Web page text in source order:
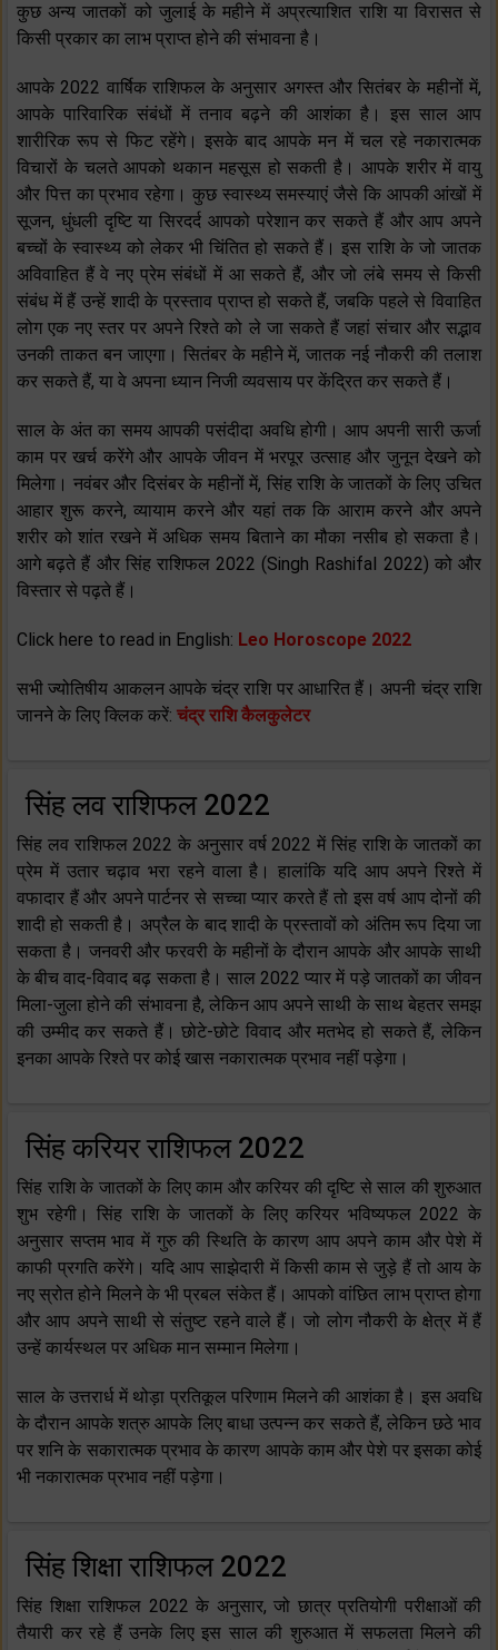
कुछ अन्य जातकों को जुलाई के महीने में अप्रत्याशित राशि या विरासत से
किसी प्रकार का लाभ प्राप्त होने की संभावना है।
आपके 2022 वार्षिक राशिफल के अनुसार अगस्त और सितंबर के महीनों में,
आपके पारिवारिक संबंधों में तनाव बढ़ने की आशंका है। इस साल आप
शारीरिक रूप से फिट रहेंगे। इसके बाद आपके मन में चल रहे नकारात्मक
विचारों के चलते आपको थकान महसूस हो सकती है। आपके शरीर में वायु
और पित्त का प्रभाव रहेगा। कुछ स्वास्थ्य समस्याएं जैसे कि आपकी आंखों में
सूजन, धुंधली दृष्टि या सिरदर्द आपको परेशान कर सकते हैं और आप अपने
बच्चों के स्वास्थ्य को लेकर भी चिंतित हो सकते हैं। इस राशि के जो जातक
अविवाहित हैं वे नए प्रेम संबंधों में आ सकते हैं, और जो लंबे समय से किसी
संबंध में हैं उन्हें शादी के प्रस्ताव प्राप्त हो सकते हैं, जबकि पहले से विवाहित
लोग एक नए स्तर पर अपने रिश्ते को ले जा सकते हैं जहां संचार और सद्भाव
उनकी ताकत बन जाएगा। सितंबर के महीने में, जातक नई नौकरी की तलाश
कर सकते हैं, या वे अपना ध्यान निजी व्यवसाय पर केंद्रित कर सकते हैं।
साल के अंत का समय आपकी पसंदीदा अवधि होगी। आप अपनी सारी ऊर्जा
काम पर खर्च करेंगे और आपके जीवन में भरपूर उत्साह और जुनून देखने को
मिलेगा। नवंबर और दिसंबर के महीनों में, सिंह राशि के जातकों के लिए उचित
आहार शुरू करने, व्यायाम करने और यहां तक ​​कि आराम करने और अपने
शरीर को शांत रखने में अधिक समय बिताने का मौका नसीब हो सकता है।
आगे बढ़ते हैं और सिंह राशिफल 2022 (Singh Rashifal 2022) को और
विस्तार से पढ़ते हैं।
Click here to read in English: Leo Horoscope 2022
सभी ज्योतिषीय आकलन आपके चंद्र राशि पर आधारित हैं। अपनी चंद्र राशि
जानने के लिए क्लिक करें: चंद्र राशि कैलकुलेटर
सिंह लव राशिफल 2022
सिंह लव राशिफल 2022 के अनुसार वर्ष 2022 में सिंह राशि के जातकों का
प्रेम में उतार चढ़ाव भरा रहने वाला है। हालांकि यदि आप अपने रिश्ते में
वफादार हैं और अपने पार्टनर से सच्चा प्यार करते हैं तो इस वर्ष आप दोनों की
शादी हो सकती है। अप्रैल के बाद शादी के प्रस्तावों को अंतिम रूप दिया जा
सकता है। जनवरी और फरवरी के महीनों के दौरान आपके और आपके साथी
के बीच वाद-विवाद बढ़ सकता है। साल 2022 प्यार में पड़े जातकों का जीवन
मिला-जुला होने की संभावना है, लेकिन आप अपने साथी के साथ बेहतर समझ
की उम्मीद कर सकते हैं। छोटे-छोटे विवाद और मतभेद हो सकते हैं, लेकिन
इनका आपके रिश्ते पर कोई खास नकारात्मक प्रभाव नहीं पड़ेगा।
सिंह करियर राशिफल 2022
सिंह राशि के जातकों के लिए काम और करियर की दृष्टि से साल की शुरुआत
शुभ रहेगी। सिंह राशि के जातकों के लिए करियर भविष्यफल 2022 के
अनुसार सप्तम भाव में गुरु की स्थिति के कारण आप अपने काम और पेशे में
काफी प्रगति करेंगे। यदि आप साझेदारी में किसी काम से जुड़े हैं तो आय के
नए स्रोत होने मिलने के भी प्रबल संकेत हैं। आपको वांछित लाभ प्राप्त होगा
और आप अपने साथी से संतुष्ट रहने वाले हैं। जो लोग नौकरी के क्षेत्र में हैं
उन्हें कार्यस्थल पर अधिक मान सम्मान मिलेगा।
साल के उत्तरार्ध में थोड़ा प्रतिकूल परिणाम मिलने की आशंका है। इस अवधि
के दौरान आपके शत्रु आपके लिए बाधा उत्पन्न कर सकते हैं, लेकिन छठे भाव
पर शनि के सकारात्मक प्रभाव के कारण आपके काम और पेशे पर इसका कोई
भी नकारात्मक प्रभाव नहीं पड़ेगा।
सिंह शिक्षा राशिफल 2022
सिंह शिक्षा राशिफल 2022 के अनुसार, जो छात्र प्रतियोगी परीक्षाओं की
तैयारी कर रहे हैं उनके लिए इस साल की शुरुआत में सफलता मिलने की